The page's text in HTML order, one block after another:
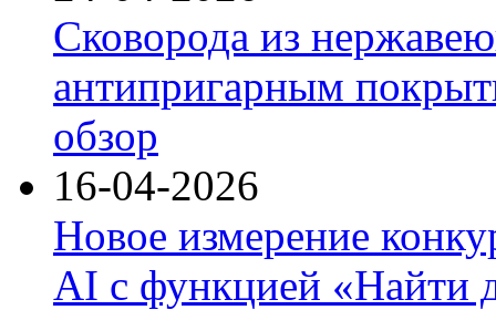
Сковорода из
антипригарным
обзор
16-04-2026
Новое измерение
AI с функцией «Найти